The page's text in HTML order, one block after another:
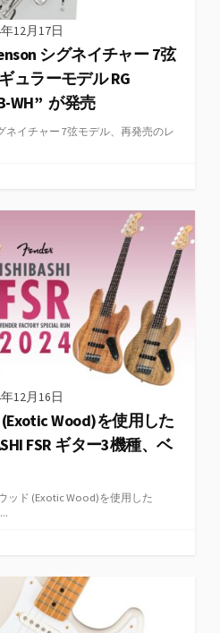
12月17日
シグネイチャー 7弦
ュラーモデル RG
WH” が発売
ネイチャー 7弦モデル、再発売のレ
12月16日
Wood)を使用した
FSR ギター3機種、ベ
ッド (Exotic Wood)を使用した